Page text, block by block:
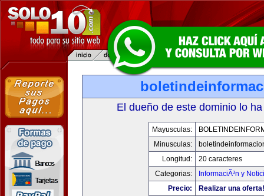
El dueño de este dominio lo
Mayusculas:
Minusculas:
Longitud:
20 caracteres
Categorias:
InformaciÃ³n y
Precio:
Realizar una oferta!